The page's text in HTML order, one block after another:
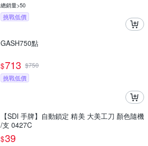
總銷量>50
挑戰低價
GASH750點
$713 $750
挑戰低價
【SDI 手牌】自動鎖定 精美 大美工刀 顏色隨機
/支 0427C
$39